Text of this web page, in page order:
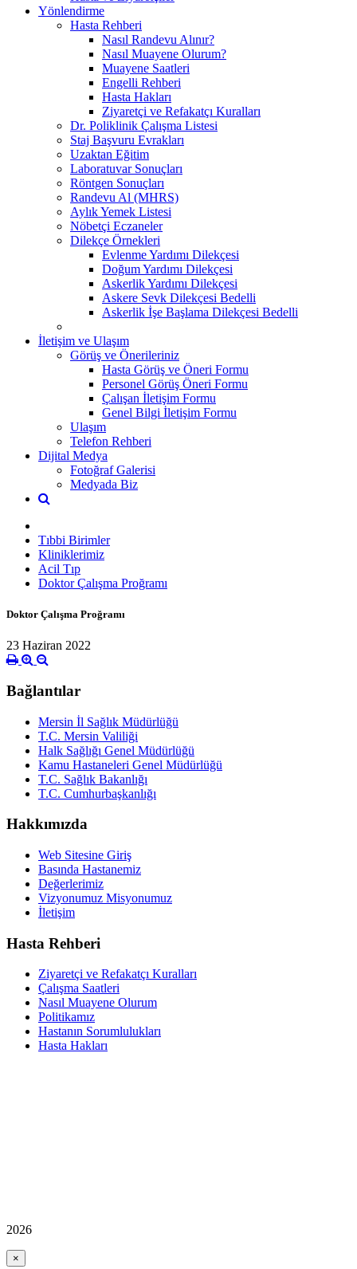
Yönlendirme
Hasta Rehberi
Nasıl Randevu Alınır?
Nasıl Muayene Olurum?
Muayene Saatleri
Engelli Rehberi
Hasta Hakları
Ziyaretçi ve Refakatçı Kuralları
Dr. Poliklinik Çalışma Listesi
Staj Başvuru Evrakları
Uzaktan Eğitim
Laboratuvar Sonuçları
Röntgen Sonuçları
Randevu Al (MHRS)
Aylık Yemek Listesi
Nöbetçi Eczaneler
Dilekçe Örnekleri
Evlenme Yardımı Dilekçesi
Doğum Yardımı Dilekçesi
Askerlik Yardımı Dilekçesi
Askere Sevk Dilekçesi Bedelli
Askerlik İşe Başlama Dilekçesi Bedelli
İletişim ve Ulaşım
Görüş ve Önerileriniz
Hasta Görüş ve Öneri Formu
Personel Görüş Öneri Formu
Çalışan İletişim Formu
Genel Bilgi İletişim Formu
Ulaşım
Telefon Rehberi
Dijital Medya
Fotoğraf Galerisi
Medyada Biz
Tıbbi Birimler
Kliniklerimiz
Acil Tıp
Doktor Çalışma Proğramı
Doktor Çalışma Proğramı
23 Haziran 2022
Bağlantılar
Mersin İl Sağlık Müdürlüğü
T.C. Mersin Valiliği
Halk Sağlığı Genel Müdürlüğü
Kamu Hastaneleri Genel Müdürlüğü
T.C. Sağlık Bakanlığı
T.C. Cumhurbaşkanlığı
Hakkımızda
Web Sitesine Giriş
Basında Hastanemiz
Değerlerimiz
Vizyonumuz Misyonumuz
İletişim
Hasta Rehberi
Ziyaretçi ve Refakatçı Kuralları
Çalışma Saatleri
Nasıl Muayene Olurum
Politikamız
Hastanın Sorumlulukları
Hasta Hakları
2026
×